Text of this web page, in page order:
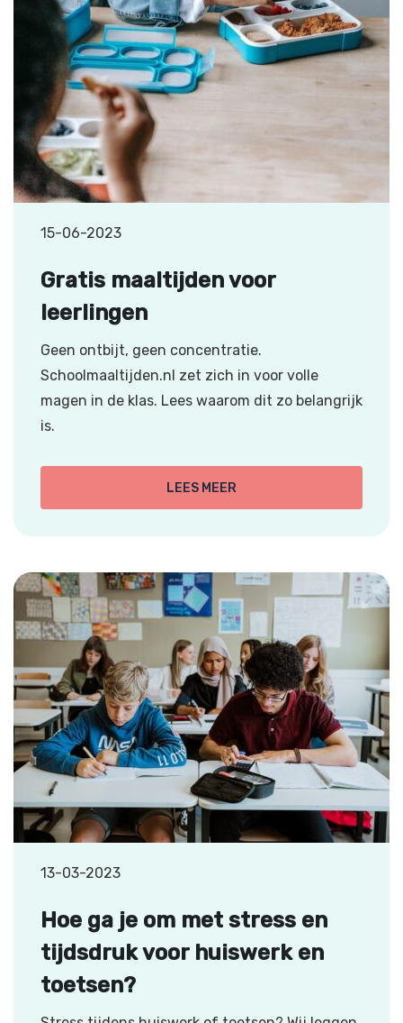
15-06-2023
Gratis maaltijden voor
leerlingen
Geen ontbijt, geen concentratie.
Schoolmaaltijden.nl zet zich in voor volle
magen in de klas. Lees waarom dit zo belangrijk
is.
LEES MEER
13-03-2023
Hoe ga je om met stress en
tijdsdruk voor huiswerk en
toetsen?